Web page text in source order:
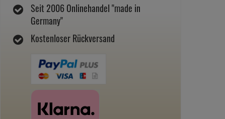
Seit 2006 Onlinehandel "made in
Germany"
Kostenloser Rückversand